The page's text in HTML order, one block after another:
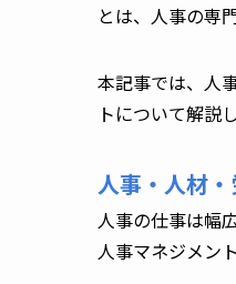
とは、人事の専
本記事では、人
トについて解説
人事・人材
人事の仕事は幅
人事マネジメン